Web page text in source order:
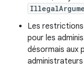
Les
pour les
désormais aux